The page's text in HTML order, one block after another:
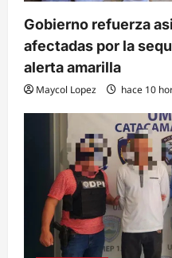
Gobierno refuerza
afectadas por la
alerta amarilla
Maycol Lopez hace 10